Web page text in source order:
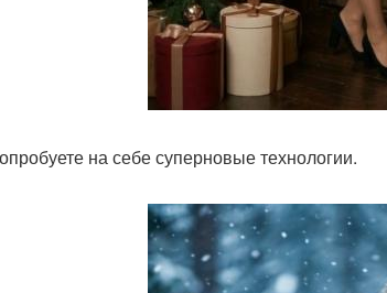
на себе суперновые технологии.